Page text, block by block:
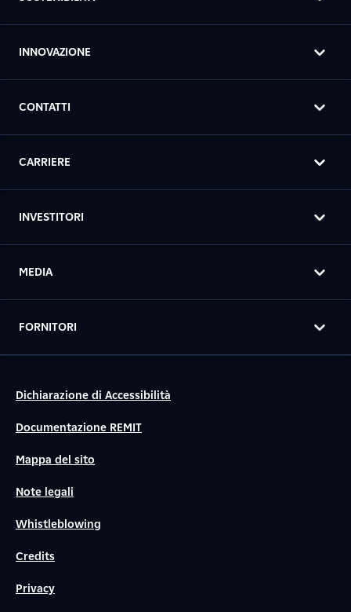
INNOVAZIONE
CONTATTI
CARRIERE
INVESTITORI
MEDIA
FORNITORI
Dichiarazione di Accessibilità
Documentazione REMIT
Mappa del sito
Note legali
Whistleblowing
Credits
Privacy